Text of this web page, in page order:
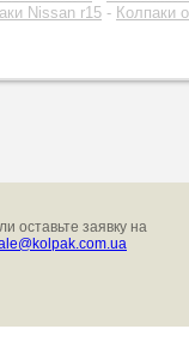
Nissan r15 - Колпаки
оставьте заявку на